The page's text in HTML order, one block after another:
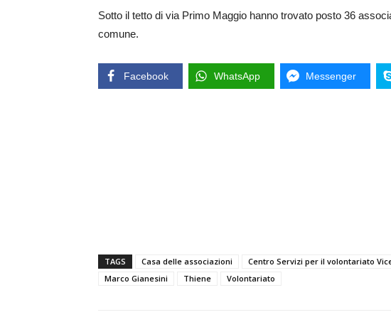
Sotto il tetto di via Primo Maggio hanno trovato posto 36
comune.
Facebook WhatsApp Messenger
TAGS Casa delle associazioni Centro Servizi per il volontariato
Marco Gianesini
Thiene Volontariato